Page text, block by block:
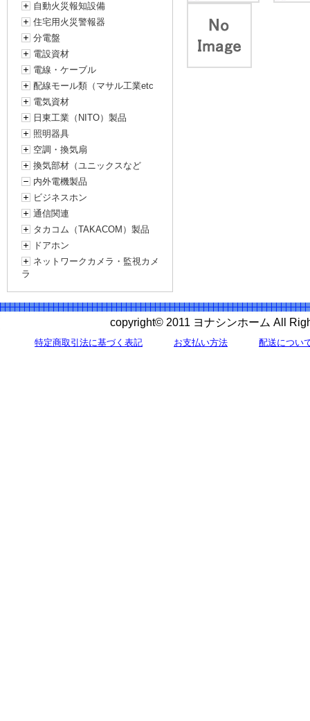
自動火災報知設備
住宅用火災警報器
分電盤
電設資材
電線・ケーブル
配線モール類（マサル工業etc
電気資材
日東工業（NITO）製品
照明器具
空調・換気扇
換気部材（ユニックスなど
内外電機製品
ビジネスホン
通信関連
タカコム（TAKACOM）製品
ドアホン
ネットワークカメラ・監視カメ
ラ
copyright© 2011 ヨナシンホーム All
特定商取引法に基づく表記 お支払い方法 配送につい